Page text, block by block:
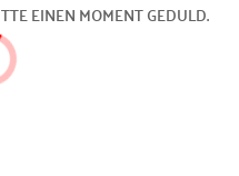
EINEN MOMENT GEDULD.